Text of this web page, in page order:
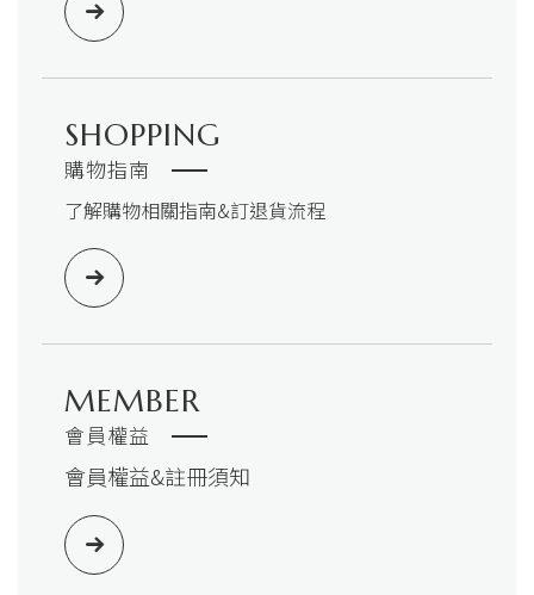
SHOPPING
購物指南
了解購物相關指南&訂退貨流程
MEMBER
會員權益
會員權益&註冊須知